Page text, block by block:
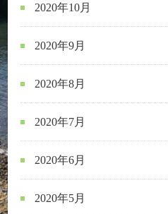
2020年10月
2020年9月
2020年8月
2020年7月
2020年6月
2020年5月